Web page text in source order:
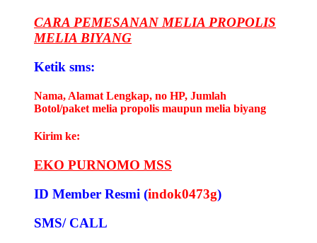
CARA PEMESANAN MELIA PROPOLIS
MELIA BIYANG
Ketik sms:
Nama, Alamat Lengkap, no HP, Jumlah
Botol/paket melia propolis maupun melia biyang
Kirim ke:
EKO PURNOMO MSS
ID Member Resmi (indok0473g)
SMS/ CALL